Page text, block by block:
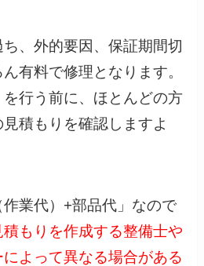
、外的要因、保証期間切
有料で修理となります。
行う前に、ほとんどの方
積もりを確認しますよ
作業代）+部品代」なので
積もりを作成する整備士や
よって異なる場合がある